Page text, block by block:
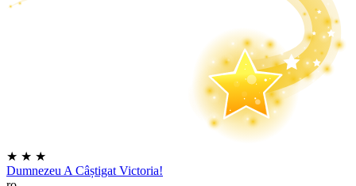
★ ★ ★
Dumnezeu A Câștigat Victoria!